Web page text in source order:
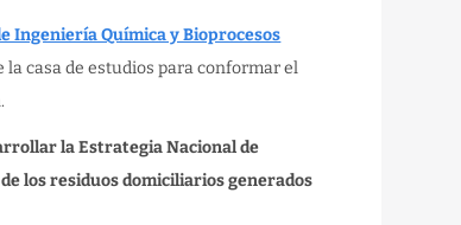
Ingeniería Química y Bioprocesos
casa de estudios para conformar el
la Estrategia Nacional de
los residuos domiciliarios generados